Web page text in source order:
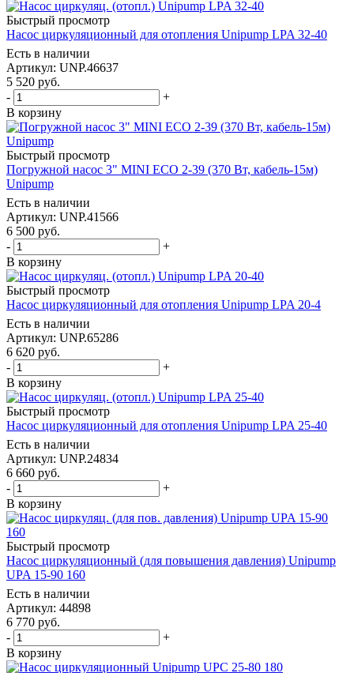
Быстрый просмотр
Насос циркуляционный для отопления Unipump LPA 32-40
Есть в наличии
Артикул: UNP.46637
5 520 руб.
-
+
В корзину
Быстрый просмотр
Погружной насос 3" MINI ECO 2-39 (370 Вт, кабель-15м)
Unipump
Есть в наличии
Артикул: UNP.41566
6 500 руб.
-
+
В корзину
Быстрый просмотр
Насос циркуляционный для отопления Unipump LPA 20-4
Есть в наличии
Артикул: UNP.65286
6 620 руб.
-
+
В корзину
Быстрый просмотр
Насос циркуляционный для отопления Unipump LPA 25-40
Есть в наличии
Артикул: UNP.24834
6 660 руб.
-
+
В корзину
Быстрый просмотр
Насос циркуляционный (для повышения давления) Unipump
UPA 15-90 160
Есть в наличии
Артикул: 44898
6 770 руб.
-
+
В корзину